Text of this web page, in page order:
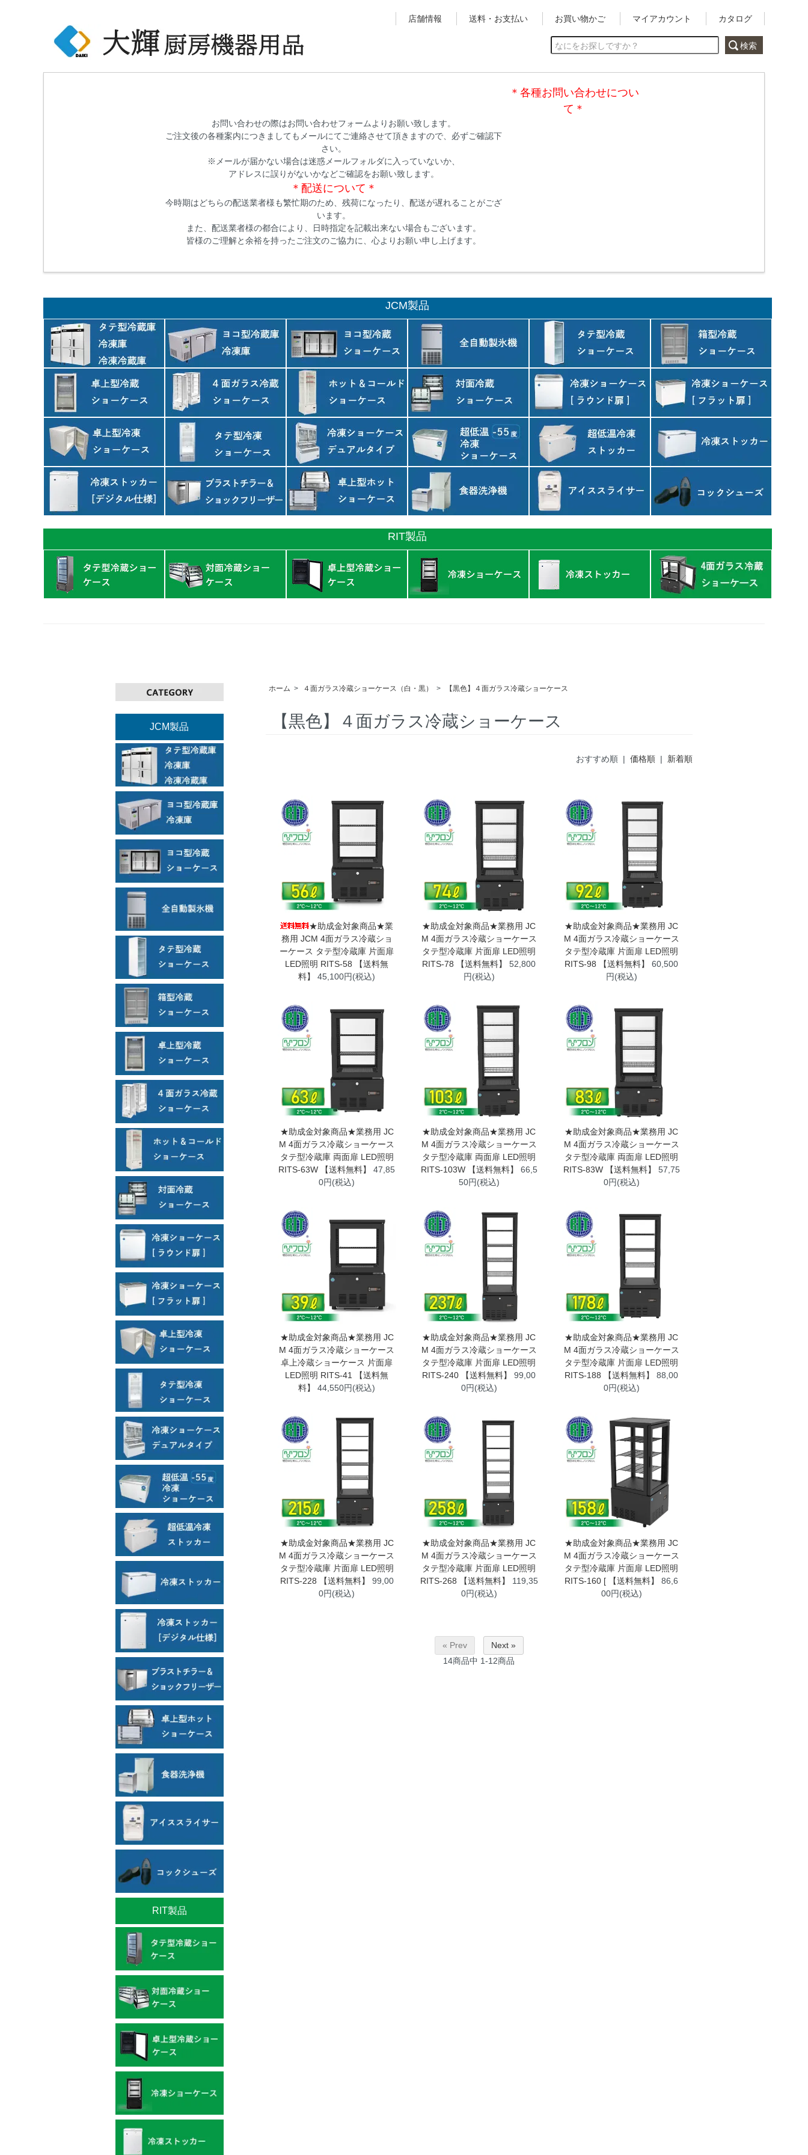
店舗情報 送料・お支払い お買い物かご マイアカウント カタログ
＊各種お問い合わせについ
て＊
お問い合わせの際はお問い合わせフォームよりお願い致します。
ご注文後の各種案内につきましてもメールにてご連絡させて頂きますので、必ずご確認下
さい。
※メールが届かない場合は迷惑メールフォルダに入っていないか、
アドレスに誤りがないかなどご確認をお願い致します。
＊配送について＊
今時期はどちらの配送業者様も繁忙期のため、残荷になったり、配送が遅れることがござ
います。
また、配送業者様の都合により、日時指定を記載出来ない場合もございます。
皆様のご理解と余裕を持ったご注文のご協力に、心よりお願い申し上げます。
JCM製品
RIT製品
JCM製品
RIT製品
ホーム > ４面ガラス冷蔵ショーケース（白・黒） > 【黒色】４面ガラス冷蔵ショーケース
【黒色】４面ガラス冷蔵ショーケース
おすすめ順 | 価格順| 新着順
★助成金対象商品★業
務用 JCM 4面ガラス冷蔵ショ
ーケース タテ型冷蔵庫 片面扉
LED照明 RITS-58 【送料無
料】
45,100円(税込)
★助成金対象商品★業務用 JC
M 4面ガラス冷蔵ショーケース
タテ型冷蔵庫 片面扉 LED照明
RITS-78 【送料無料】
52,800
円(税込)
★助成金対象商品★業務用 JC
M 4面ガラス冷蔵ショーケース
タテ型冷蔵庫 片面扉 LED照明
RITS-98 【送料無料】
60,500
円(税込)
★助成金対象商品★業務用 JC
M 4面ガラス冷蔵ショーケース
タテ型冷蔵庫 両面扉 LED照明
RITS-63W 【送料無料】
47,85
0円(税込)
★助成金対象商品★業務用 JC
M 4面ガラス冷蔵ショーケース
タテ型冷蔵庫 両面扉 LED照明
RITS-103W 【送料無料】
66,5
50円(税込)
★助成金対象商品★業務用 JC
M 4面ガラス冷蔵ショーケース
タテ型冷蔵庫 両面扉 LED照明
RITS-83W 【送料無料】
57,75
0円(税込)
★助成金対象商品★業務用 JC
M 4面ガラス冷蔵ショーケース
卓上冷蔵ショーケース 片面扉
LED照明 RITS-41 【送料無
料】
44,550円(税込)
★助成金対象商品★業務用 JC
M 4面ガラス冷蔵ショーケース
タテ型冷蔵庫 片面扉 LED照明
RITS-240 【送料無料】
99,00
0円(税込)
★助成金対象商品★業務用 JC
M 4面ガラス冷蔵ショーケース
タテ型冷蔵庫 片面扉 LED照明
RITS-188 【送料無料】
88,00
0円(税込)
★助成金対象商品★業務用 JC
M 4面ガラス冷蔵ショーケース
タテ型冷蔵庫 片面扉 LED照明
RITS-228 【送料無料】
99,00
0円(税込)
★助成金対象商品★業務用 JC
M 4面ガラス冷蔵ショーケース
タテ型冷蔵庫 片面扉 LED照明
RITS-268 【送料無料】
119,35
0円(税込)
★助成金対象商品★業務用 JC
M 4面ガラス冷蔵ショーケース
タテ型冷蔵庫 片面扉 LED照明
RITS-160 [ 【送料無料】
86,6
00円(税込)
« Prev
Next »
14商品中 1-12商品